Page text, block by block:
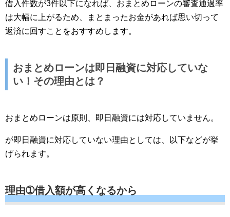
借入件数が3件以下になれば、おまとめローンの審査通過率
は大幅に上がるため、まとまったお金があれば思い切って
返済に回すことをおすすめします。
おまとめローンは即日融資に対応していな
い！その理由とは？
おまとめローンは原則、即日融資には対応していません。
が即日融資に対応していない理由としては、以下などが挙
げられます。
理由➀借入額が高くなるから